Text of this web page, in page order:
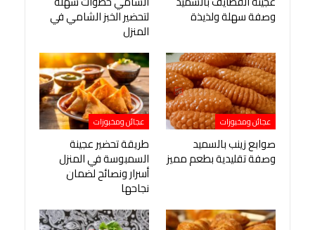
وصفة سهلة ولذيذة لتحضير الخبز الشامي في
المنزل
عجائن ومخبوزات
صوابع زينب بالسميد
وصفة تقليدية بطعم مميز
عجائن ومخبوزات
طريقة تحضير عجينة
السمبوسة في المنزل
أسرار ونصائح لضمان
نجاحها